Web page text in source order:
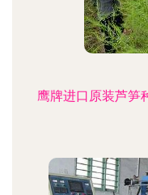
鹰牌进口原装芦笋